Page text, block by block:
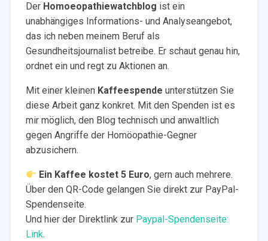
Der Homoeopathiewatchblog ist ein
unabhängiges Informations- und Analyseangebot,
das ich neben meinem Beruf als
Gesundheitsjournalist betreibe. Er schaut genau hin,
ordnet ein und regt zu Aktionen an.
Mit einer kleinen Kaffeespende unterstützen Sie
diese Arbeit ganz konkret. Mit den Spenden ist es
mir möglich, den Blog technisch und anwaltlich
gegen Angriffe der Homöopathie-Gegner
abzusichern.
Ein Kaffee kostet 5 Euro, gern auch mehrere.
Über den QR-Code gelangen Sie direkt zur PayPal-
Spendenseite.
Und hier der Direktlink zur Paypal-Spendenseite:
Link.